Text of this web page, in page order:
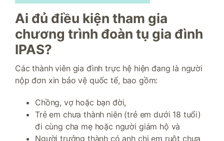
Ai đủ điều kiện tham gia
chương trình đoàn tụ gia đình
IPAS?
Các thành viên gia đình trực hệ hiện đang là người
nộp đơn xin bảo vệ quốc tế, bao gồm:
Chồng, vợ hoặc bạn đời,
Trẻ em chưa thành niên (trẻ em dưới 18 tuổi)
đi cùng cha mẹ hoặc người giám hộ và
Người trưởng thành có anh chị em ruột chưa